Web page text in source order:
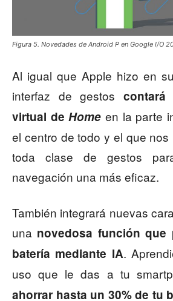
Figura 5. Novedades de Android P en Google I/O
Al igual que Apple hizo en
interfaz de gestos
virtual deHome en la parte
el centro de todo y el que nos
toda clase de gestos
navegación una más eficaz.
También integrará nuevas
una novedosa función que
batería mediante IA.
uso que le das a tu
ahorrar hasta un 30% de tu